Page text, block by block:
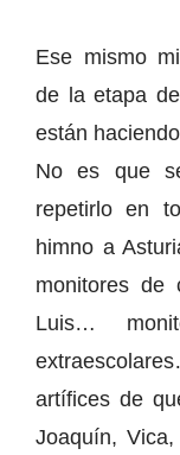
Ese mismo
de la etapa
están
No es que
repetirlo en
himno a
monitores de
Luis…
artífices de
Joaquín,